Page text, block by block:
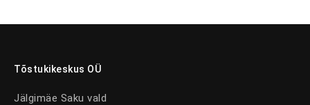
Tõstukikeskus OÜ
Jälgimäe Saku vald